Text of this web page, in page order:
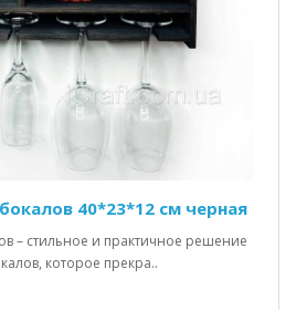
40*23*12 см черная
– стильное и практичное решение
которое прекра..